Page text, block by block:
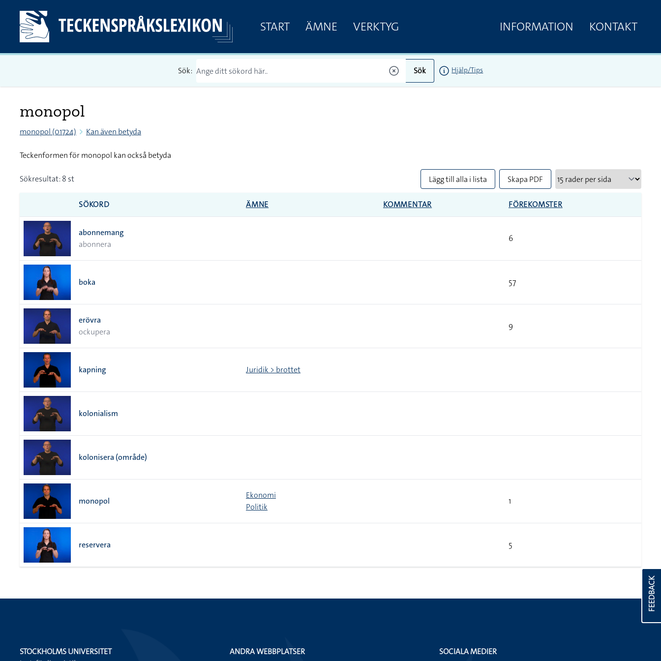
START ÄMNE VERKTYG INFORMATION KONTAKT
Sök: Sök Hjälp/Tips
monopol
monopol (01724) Kan även betyda
Teckenformen för monopol kan också betyda
Sökresultat: 8 st Lägg till alla i lista Skapa PDF
SÖKORD ÄMNE KOMMENTAR FÖREKOMSTER
abonnemang
abonnera
6
boka 57
erövra
ockupera
9
kapning Juridik > brottet
kolonialism
kolonisera (område)
monopol
Ekonomi
Politik
1
reservera 5
FEEDBACK
STOCKHOLMS UNIVERSITET
ANDRA WEBBPLATSER SOCIALA MEDIER